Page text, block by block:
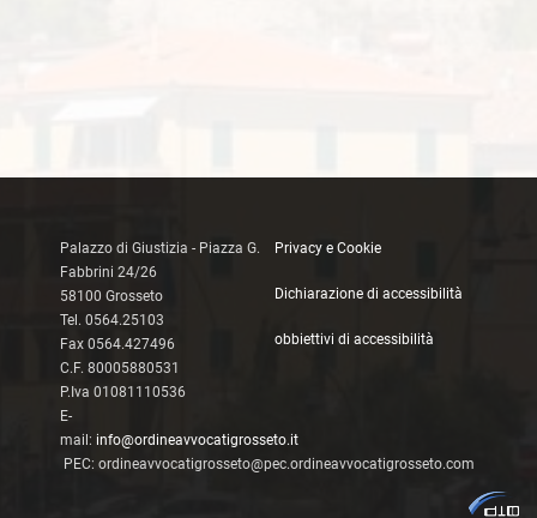
Palazzo di Giustizia - Piazza G.
Fabbrini 24/26
58100 Grosseto
Tel. 0564.25103
Fax 0564.427496
C.F. 80005880531
P.Iva 01081110536
E-
mail: info@ordineavvocatigrosseto.it
PEC: ordineavvocatigrosseto@pec.ordineavvocatigrosseto.com
Privacy e Cookie
Dichiarazione di accessibilità
obbiettivi di accessibilità